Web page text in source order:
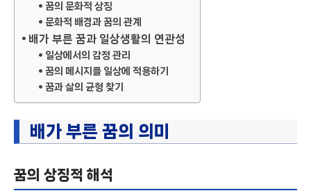
꿈의 문화적 상징
문화적 배경과 꿈의 관계
배가 부른 꿈과 일상생활의 연관성
일상에서의 감정 관리
꿈의 메시지를 일상에 적용하기
꿈과 삶의 균형 찾기
배가 부른 꿈의 의미
꿈의 상징적 해석